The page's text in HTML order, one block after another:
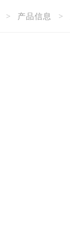
> 产品信息 >